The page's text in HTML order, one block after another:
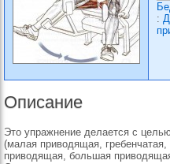
:
Описание
Это упражнение делается с
(малая приводящая,
приводящая, большая